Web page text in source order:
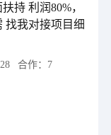
持 利润80%，
找我对接项目细
合作： 7